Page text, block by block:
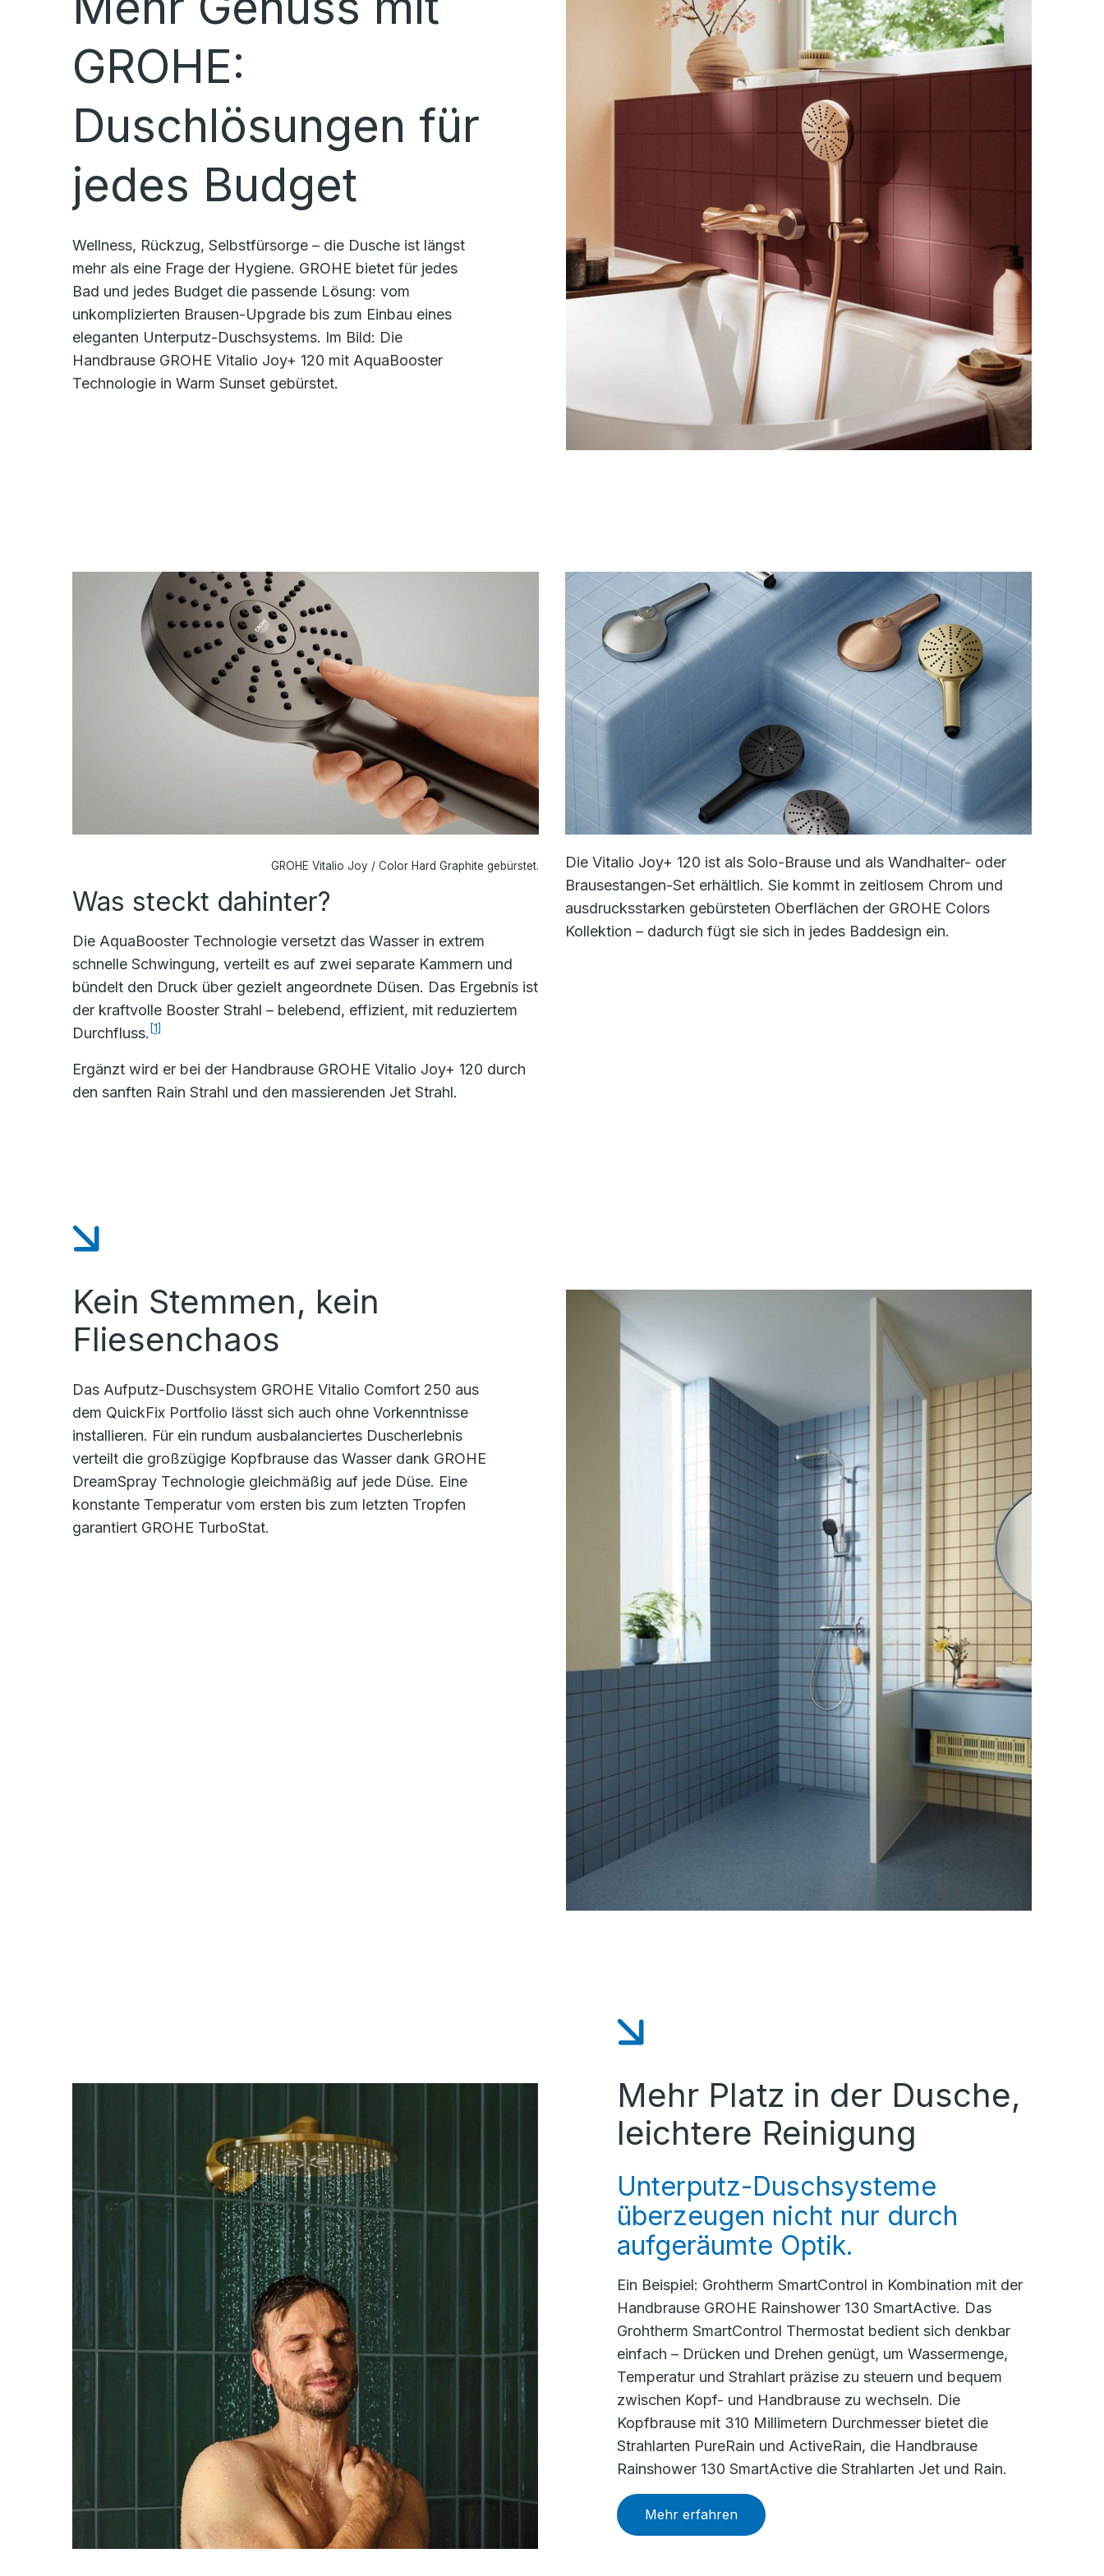
GROHE:
Duschlösungen für
jedes Budget
Wellness, Rückzug, Selbstfürsorge – die Dusche ist längst
mehr als eine Frage der Hygiene. GROHE bietet für jedes
Bad und jedes Budget die passende Lösung: vom
unkomplizierten Brausen-Upgrade bis zum Einbau eines
eleganten Unterputz-Duschsystems. Im Bild: Die
Handbrause GROHE Vitalio Joy+ 120 mit AquaBooster
Technologie in Warm Sunset gebürstet.
GROHE Vitalio Joy / Color Hard Graphite gebürstet.
Was steckt dahinter?
Die AquaBooster Technologie versetzt das Wasser in extrem
schnelle Schwingung, verteilt es auf zwei separate Kammern und
bündelt den Druck über gezielt angeordnete Düsen. Das Ergebnis ist
der kraftvolle Booster Strahl – belebend, effizient, mit reduziertem
Durchfluss. [1]
Ergänzt wird er bei der Handbrause GROHE Vitalio Joy+ 120 durch
den sanften Rain Strahl und den massierenden Jet Strahl.
Die Vitalio Joy+ 120 ist als Solo-Brause und als Wandhalter- oder
Brausestangen-Set erhältlich. Sie kommt in zeitlosem Chrom und
ausdrucksstarken gebürsteten Oberflächen der GROHE Colors
Kollektion – dadurch fügt sie sich in jedes Baddesign ein.
Kein Stemmen, kein
Fliesenchaos
Das Aufputz-Duschsystem GROHE Vitalio Comfort 250 aus
dem QuickFix Portfolio lässt sich auch ohne Vorkenntnisse
installieren. Für ein rundum ausbalanciertes Duscherlebnis
verteilt die großzügige Kopfbrause das Wasser dank GROHE
DreamSpray Technologie gleichmäßig auf jede Düse. Eine
konstante Temperatur vom ersten bis zum letzten Tropfen
garantiert GROHE TurboStat.
Mehr Platz in der Dusche,
leichtere Reinigung
Unterputz-Duschsysteme
überzeugen nicht nur durch
aufgeräumte Optik.
Ein Beispiel: Grohtherm SmartControl in Kombination mit der
Handbrause GROHE Rainshower 130 SmartActive. Das
Grohtherm SmartControl Thermostat bedient sich denkbar
einfach – Drücken und Drehen genügt, um Wassermenge,
Temperatur und Strahlart präzise zu steuern und bequem
zwischen Kopf- und Handbrause zu wechseln. Die
Kopfbrause mit 310 Millimetern Durchmesser bietet die
Strahlarten PureRain und ActiveRain, die Handbrause
Rainshower 130 SmartActive die Strahlarten Jet und Rain.
Mehr erfahren